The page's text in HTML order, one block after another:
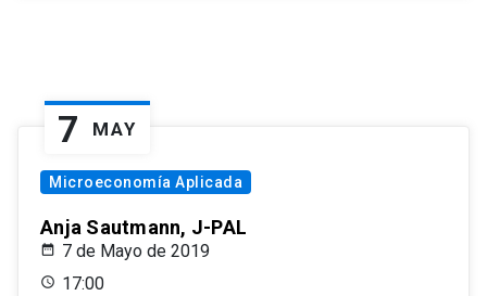
7 MAY
Microeconomía Aplicada
Anja Sautmann, J-PAL
7 de Mayo de 2019
17:00